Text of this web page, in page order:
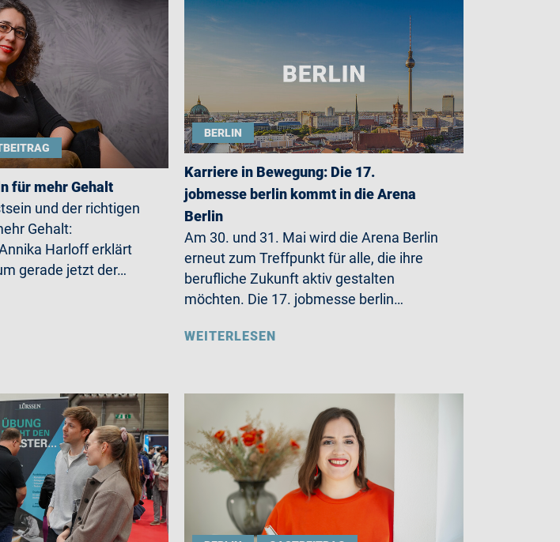
für mehr Gehalt
und der richtigen
Gehalt:
Harloff erklärt
gerade jetzt der…
BERLIN
Karriere in Bewegung: Die 17.
jobmesse berlin kommt in die Arena
Berlin
Am 30. und 31. Mai wird die Arena Berlin
erneut zum Treffpunkt für alle, die ihre
berufliche Zukunft aktiv gestalten
möchten. Die 17. jobmesse berlin…
WEITERLESEN